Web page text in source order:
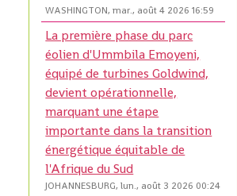
WASHINGTON, mar., août 4 2026 16:59
La première phase du parc
éolien d'Ummbila Emoyeni,
équipé de turbines Goldwind,
devient opérationnelle,
marquant une étape
importante dans la transition
énergétique équitable de
l'Afrique du Sud
JOHANNESBURG, lun., août 3 2026 00:24